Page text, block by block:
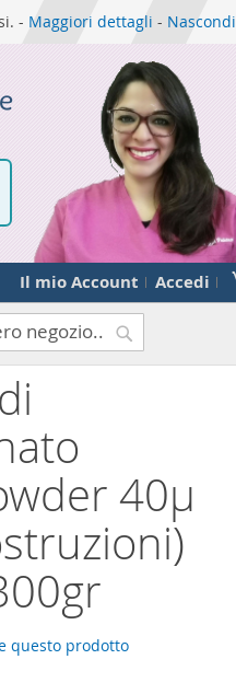
- Maggiori dettagli - Nascondi
Il mio Account Accedi
40µ
questo prodotto